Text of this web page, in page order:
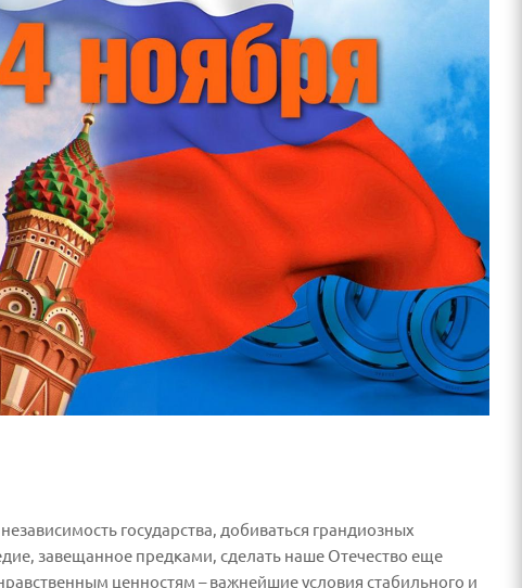
государства, добиваться грандиозных
завещанное предками, сделать наше Отечество еще
ценностям – важнейшие условия стабильного и